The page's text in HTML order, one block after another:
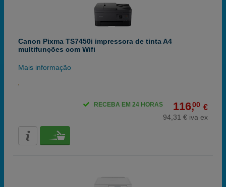
Canon Pixma TS7450i impressora de tinta A4
multifunções com Wifi
Mais informação
116,00 €
94,31 € iva ex
RECEBA EM 24 HORAS